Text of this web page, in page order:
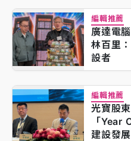
編輯推薦
廣達電
林百里
設者
編輯推薦
光寶股
「
建設發